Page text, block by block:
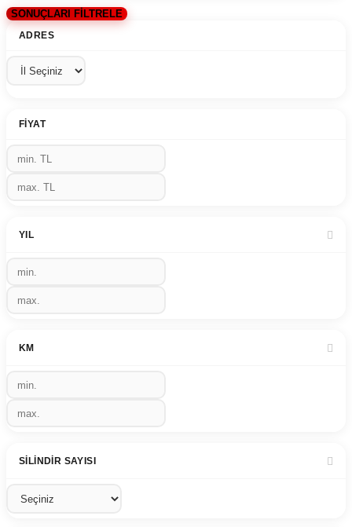
SONUÇLARI FİLTRELE
ADRES
FIYAT
YIL
KM
SILINDIR SAYISI